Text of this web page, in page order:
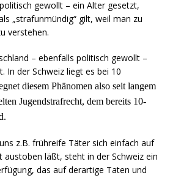
gewollt – ein Alter gesetzt,
„strafunmündig“ gilt, weil man zu
verstehen.
– ebenfalls politisch gewollt –
In der Schweiz liegt es bei 10
diesem Phänomen also seit langem
Jugendstrafrecht, dem bereits 10-
z.B. frühreife Täter sich einfach auf
austoben läßt, steht in der Schweiz ein
das auf derartige Taten und